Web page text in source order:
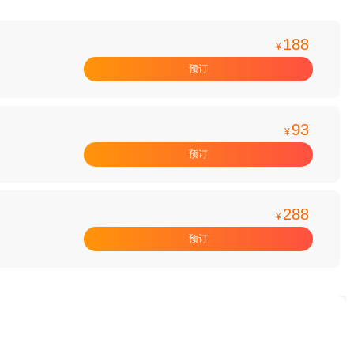
¥ 188
预订
¥ 93
预订
¥ 288
预订